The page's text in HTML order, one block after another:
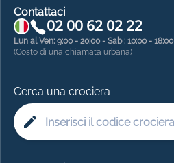
Contattaci
02 00 62 02 22
Lun al Ven: 9:00 - 20:00 - Sab : 10:00 - 18:00
(Costo di una chiamata urbana)
Cerca una crociera